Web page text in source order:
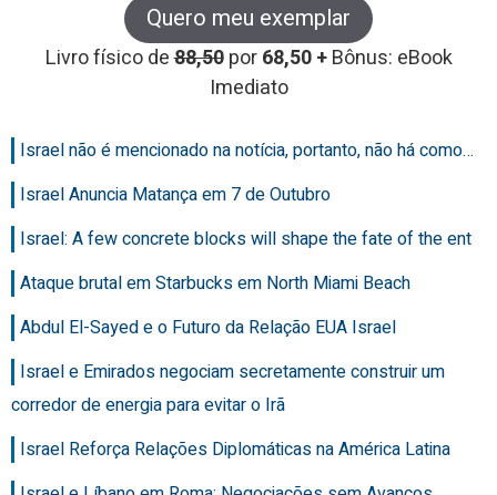
Quero meu exemplar
Livro físico de88,50 por68,50 +Bônus: eBook
Imediato
Israel não é mencionado na notícia, portanto, não há como…
Israel Anuncia Matança em 7 de Outubro
Israel: A few concrete blocks will shape the fate of the ent
Ataque brutal em Starbucks em North Miami Beach
Abdul El-Sayed e o Futuro da Relação EUA Israel
Israel e Emirados negociam secretamente construir um
corredor de energia para evitar o Irã
Israel Reforça Relações Diplomáticas na América Latina